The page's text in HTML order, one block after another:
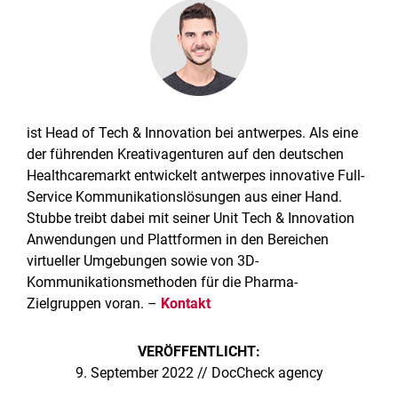
ist Head of Tech & Innovation bei antwerpes. Als eine
der führenden Kreativagenturen auf den deutschen
Healthcaremarkt entwickelt antwerpes innovative Full-
Service Kommunikationslösungen aus einer Hand.
Stubbe treibt dabei mit seiner Unit Tech & Innovation
Anwendungen und Plattformen in den Bereichen
virtueller Umgebungen sowie von 3D-
Kommunikationsmethoden für die Pharma-
Zielgruppen voran. – Kontakt
VERÖFFENTLICHT:
9. September 2022 // DocCheck agency